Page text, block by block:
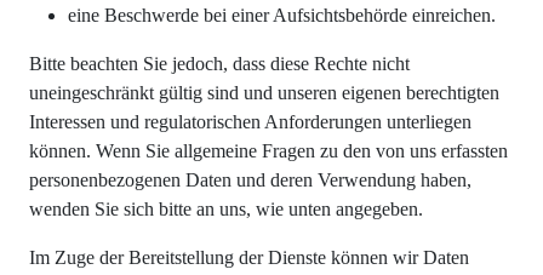
eine Beschwerde bei einer Aufsichtsbehörde einreichen.
Bitte beachten Sie jedoch, dass diese Rechte nicht
uneingeschränkt gültig sind und unseren eigenen berechtigten
Interessen und regulatorischen Anforderungen unterliegen
können. Wenn Sie allgemeine Fragen zu den von uns erfassten
personenbezogenen Daten und deren Verwendung haben,
wenden Sie sich bitte an uns, wie unten angegeben.
Im Zuge der Bereitstellung der Dienste können wir Daten